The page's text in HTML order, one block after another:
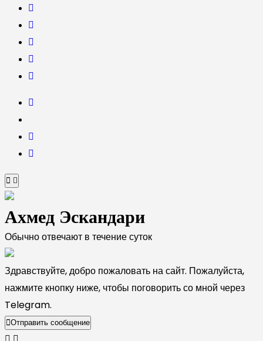
Ахмед Эскандари
Обычно отвечают в течение суток
Здравствуйте, добро пожаловать на сайт. Пожалуйста,
нажмите кнопку ниже, чтобы поговорить со мной через
Telegram.
Отправить сообщение